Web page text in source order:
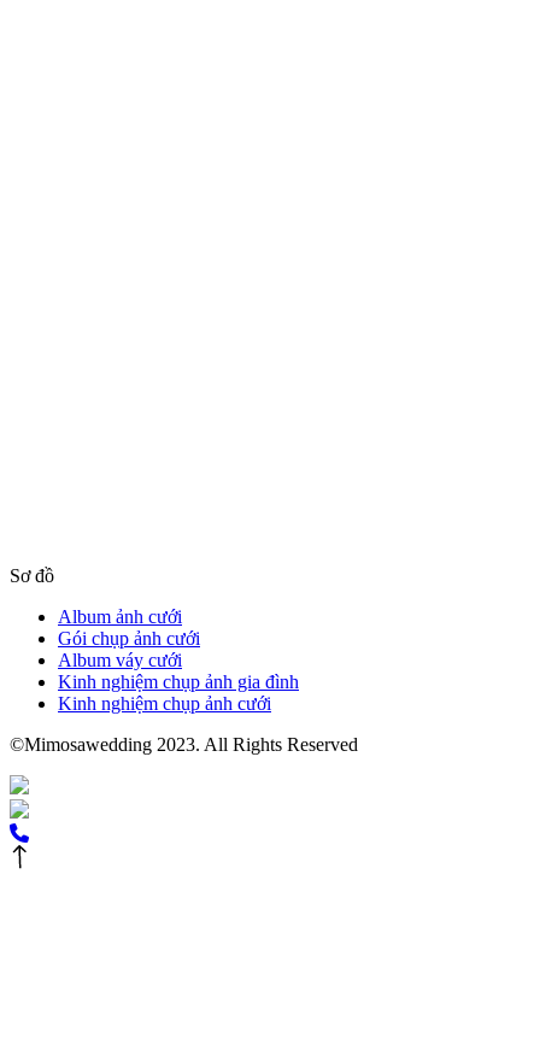
Sơ đồ
Album ảnh cưới
Gói chụp ảnh cưới
Album váy cưới
Kinh nghiệm chụp ảnh gia đình
Kinh nghiệm chụp ảnh cưới
©Mimosawedding 2023. All Rights Reserved